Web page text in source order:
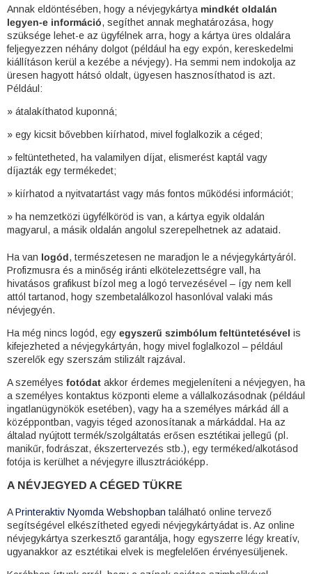
Annak eldöntésében, hogy a névjegykártya mindkét oldalán
legyen-e információ, segíthet annak meghatározása, hogy
szüksége lehet-e az ügyfélnek arra, hogy a kártya üres oldalára
feljegyezzen néhány dolgot (például ha egy expón, kereskedelmi
kiállításon kerül a kezébe a névjegy). Ha semmi nem indokolja az
üresen hagyott hátsó oldalt, ügyesen hasznosíthatod is azt.
Például:
» átalakíthatod kuponná;
» egy kicsit bővebben kiírhatod, mivel foglalkozik a céged;
» feltüntetheted, ha valamilyen díjat, elismerést kaptál vagy
díjazták egy termékedet;
» kiírhatod a nyitvatartást vagy más fontos működési információt;
» ha nemzetközi ügyfélköröd is van, a kártya egyik oldalán
magyarul, a másik oldalán angolul szerepelhetnek az adataid.
Ha van logód, természetesen ne maradjon le a névjegykártyáról.
Profizmusra és a minőség iránti elkötelezettségre vall, ha
hivatásos grafikust bízol meg a logó tervezésével – így nem kell
attól tartanod, hogy szembetalálkozol hasonlóval valaki más
névjegyén.
Ha még nincs logód, egy egyszerű szimbólum feltüntetésével is
kifejezheted a névjegykártyán, hogy mivel foglalkozol – például
szerelők egy szerszám stilizált rajzával.
A személyes fotódat akkor érdemes megjeleníteni a névjegyen, ha
a személyes kontaktus központi eleme a vállalkozásodnak (például
ingatlanügynökök esetében), vagy ha a személyes márkád áll a
középpontban, vagyis téged azonosítanak a márkáddal. Ha az
általad nyújtott termék/szolgáltatás erősen esztétikai jellegű (pl.
manikűr, fodrászat, ékszertervezés stb.), egy terméked/alkotásod
fotója is kerülhet a névjegyre illusztrációképp.
A NÉVJEGYED A CÉGED TÜKRE
APrinteraktiv Nyomda Webshopban található online tervező
segítségével elkészítheted egyedi névjegykártyádat is. Az online
névjegykártya szerkesztő garantálja, hogy egyszerre légy kreatív,
ugyanakkor az esztétikai elvek is megfelelően érvényesüljenek.